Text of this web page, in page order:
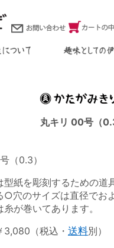
丸キリ 00号（
（0.3）
紙を彫刻するための道
○穴のサイズは直径でお
が巻いてあります。
（税込・ 送料別）